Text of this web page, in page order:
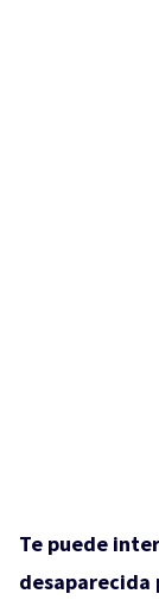
Te puede
desaparecida